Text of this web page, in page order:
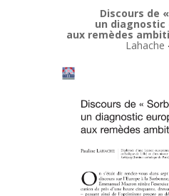
Discours de
un diagnostic
aux remèdes
Lahache